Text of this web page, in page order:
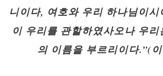
니이다, 여호와 우리 하나님이
이 우리를 관할하였사오나 우
의 이름을 부르리이다.”(